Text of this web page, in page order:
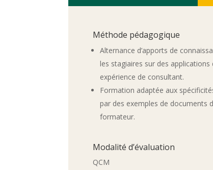
Méthode pédagogique
Alternance d’apports de
les stagiaires sur des
expérience de consultant.
Formation adaptée aux
par des exemples de documents
formateur.
Modalité d’évaluation
QCM